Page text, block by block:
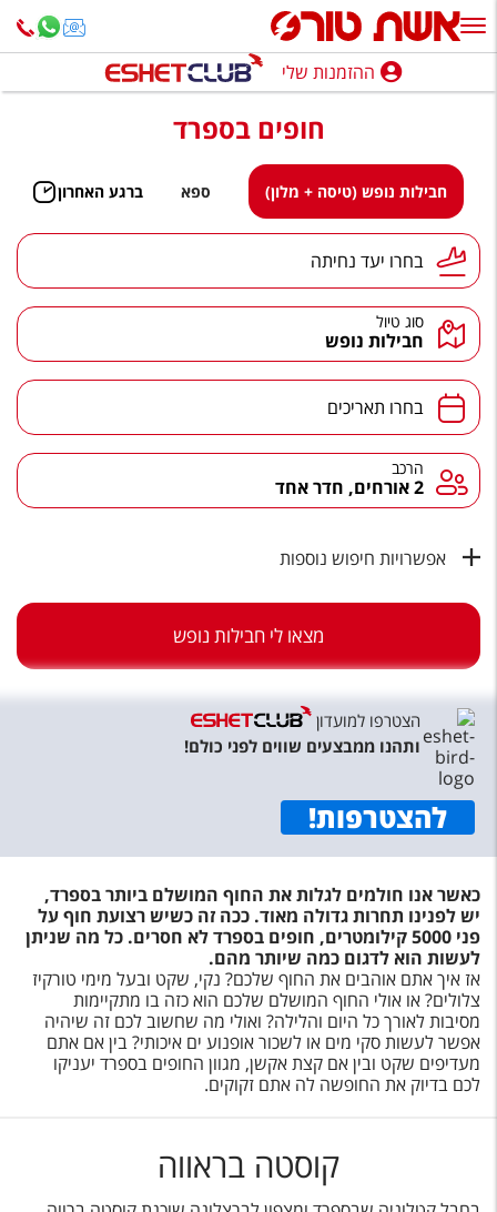
ההזמנות שלי
חופשה לפי סגנון
מלונות באילת
טיולים מאורגנים
סגנונות טיול
הרגע האחרון
חבילות בריאות וספא
טיסות לחו"ל
מלונות בחו"ל
שירות לקוחות
תקנון
עקבו אחרינו
ההזמנות שלי
חופים בספרד
חבילות נופש (טיסה + מלון) ספא ברגע האחרון
יעד נחיתהבחרו יעד נחיתה
סוג טיול
חבילות נופש
תאריכים בחרו תאריכים
הרכב הרכב
2 אורחים, חדר אחד
אפשרויות חיפוש נוספות
מצאו לי חבילות נופש
הצטרפו למועדון
ותהנו ממבצעים שווים לפני כולם!
להצטרפות!
כאשר אנו חולמים לגלות את החוף המושלם ביותר בספרד,
יש לפנינו תחרות גדולה מאוד. ככה זה כשיש רצועת חוף על
פני 5000 קילומטרים, חופים בספרד לא חסרים. כל מה שניתן
לעשות הוא לדגום כמה שיותר מהם.
אז איך אתם אוהבים את החוף שלכם? נקי, שקט ובעל מימי טורקיז
צלולים? או אולי החוף המושלם שלכם הוא כזה בו מתקיימות
מסיבות לאורך כל היום והלילה? ואולי מה שחשוב לכם זה שיהיה
אפשר לעשות סקי מים או לשכור אופנוע ים איכותי? בין אם אתם
מעדיפים שקט ובין אם קצת אקשן, מגוון החופים בספרד יעניקו
לכם בדיוק את החופשה לה אתם זקוקים.
קוסטה בראווה